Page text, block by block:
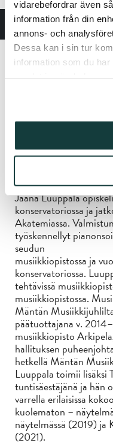
vidarebefordrar även
information från din
annons- och
Dessa kan i sin tur
information som du
Jaana Luuppala
konservatoriossa ja
Akatemiassa.
työskennellyt
seudun
musiikkiopistossa ja
konservatoriossa.
tehtävissä
musiikkiopistossa.
Mäntän
päätuottajana v.
musiikkiopisto
hallituksen
hetkellä Mäntän
Luuppala toimii lisäksi
tuntisäestäjänä ja hän
varrella erilaisissa
kuolematon –
näytelmässä (2019) ja
(2021).